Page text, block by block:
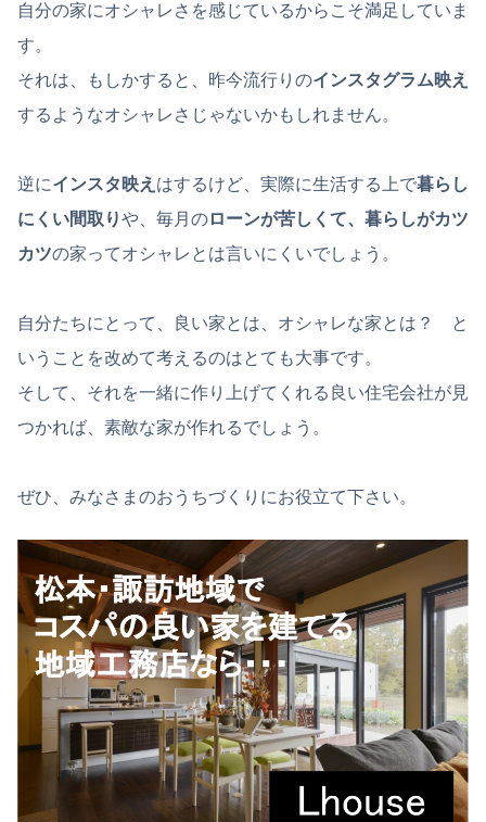
自分の家にオシャレさを感じているからこそ満足していま
す。
それは、もしかすると、昨今流行りのインスタグラム映え
するようなオシャレさじゃないかもしれません。
逆にインスタ映え はするけど、実際に生活する上で暮らし
にくい間取りや、毎月のローンが苦しくて、暮らしがカツ
カツの家ってオシャレとは言いにくいでしょう。
自分たちにとって、良い家とは、オシャレな家とは？ と
いうことを改めて考えるのはとても大事です。
そして、それを一緒に作り上げてくれる良い住宅会社が見
つかれば、素敵な家が作れるでしょう。
ぜひ、みなさまのおうちづくりにお役立て下さい。